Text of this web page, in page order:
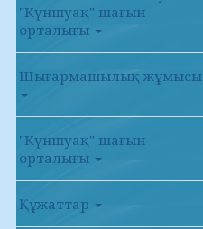
"Күншуақ" шағын
орталығы
Шығармашылық жұмысы
"Күншуақ" шағын
орталығы
Құжаттар